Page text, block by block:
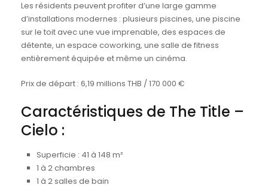
Les résidents peuvent profiter d’une large gamme
d’installations modernes : plusieurs piscines, une piscine
sur le toit avec une vue imprenable, des espaces de
détente, un espace coworking, une salle de fitness
entièrement équipée et même un cinéma.
Prix de départ : 6,19 millions THB / 170 000 €
Caractéristiques de The Title –
Cielo :
Superficie : 41 à 148 m²
1 à 2 chambres
1 à 2 salles de bain